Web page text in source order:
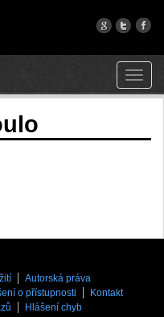
Autorská práva
o přístupnosti
Kontakt
Hlášení chyb